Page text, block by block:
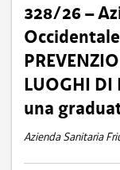
328/26 –
LUOGHI DI
una
Azienda Sanitaria